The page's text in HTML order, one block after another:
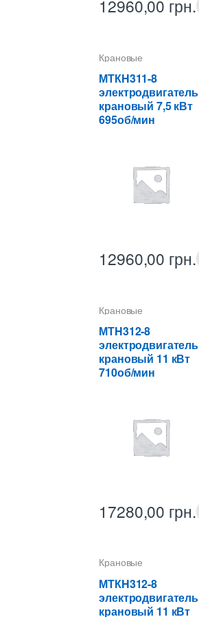
12960,00 грн.
Крановые
электродвигатели
МТКH311-8
электродвигатель
крановый 7,5 кВт
695об/мин
12960,00 грн.
Крановые
электродвигатели
МТH312-8
электродвигатель
крановый 11 кВт
710об/мин
17280,00 грн.
Крановые
электродвигатели
МТКH312-8
электродвигатель
крановый 11 кВт